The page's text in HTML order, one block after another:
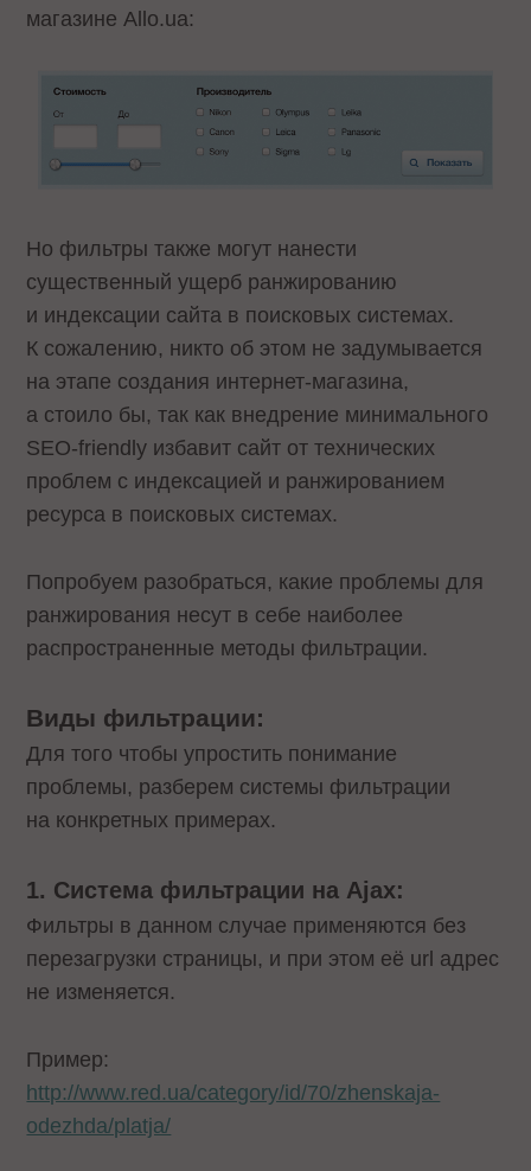
магазине Allo.ua:
Но фильтры также могут нанести
существенный ущерб ранжированию
и индексации сайта в поисковых системах.
К сожалению, никто об этом не задумывается
на этапе создания интернет-магазина,
а стоило бы, так как внедрение минимального
SEO-friendly избавит сайт от технических
проблем с индексацией и ранжированием
ресурса в поисковых системах.
Попробуем разобраться, какие проблемы для
ранжирования несут в себе наиболее
распространенные методы фильтрации.
Виды фильтрации:
Для того чтобы упростить понимание
проблемы, разберем системы фильтрации
на конкретных примерах.
1. Система фильтрации на Ajax:
Фильтры в данном случае применяются без
перезагрузки страницы, и при этом её url адрес
не изменяется.
Пример:
http://www.red.ua/category/id/70/zhenskaja-
odezhda/platja/